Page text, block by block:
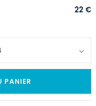
22 €
PANIER